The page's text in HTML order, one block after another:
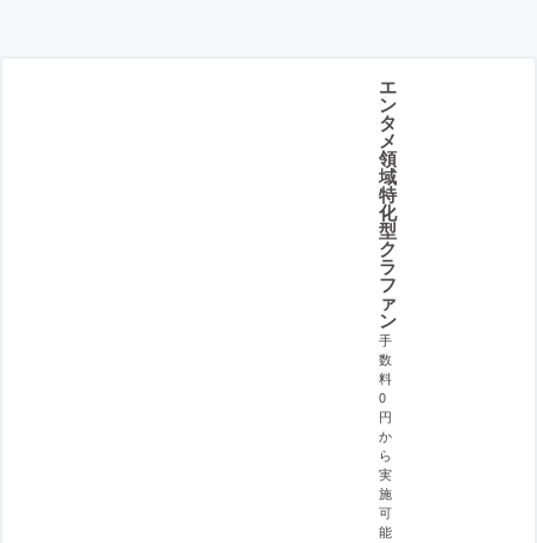
エ
ン
タ
メ
領
域
特
化
型
ク
ラ
フ
ァ
ン
手
数
料
0
円
か
ら
実
施
可
能